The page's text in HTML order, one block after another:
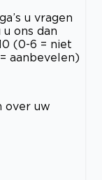
u vragen
ons dan
(0-6 = niet
aanbevelen)
over uw